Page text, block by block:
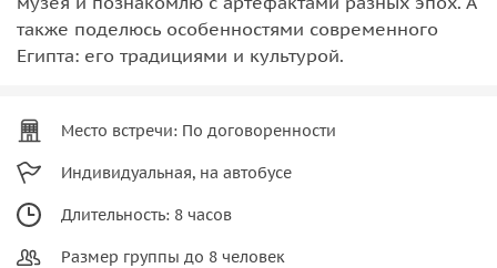
также поделюсь особенностями современного
Египта: его традициями и культурой.
Место встречи: По договоренности
Индивидуальная, на автобусе
Длительность: 8 часов
Размер группы до 8 человек